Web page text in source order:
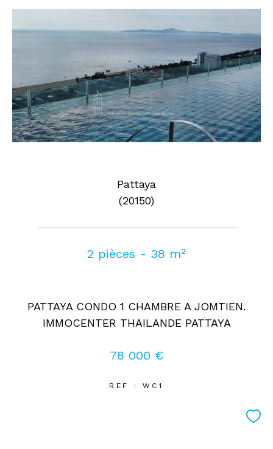
Pattaya
(20150)
2 pièces - 38 m²
PATTAYA CONDO 1 CHAMBRE A JOMTIEN.
IMMOCENTER THAILANDE PATTAYA
78 000 €
REF : WC1